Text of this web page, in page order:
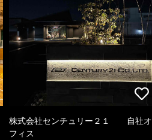
株式会社センチュリー２１ 自社オ
フィス